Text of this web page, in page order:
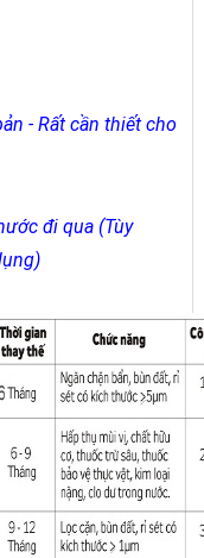
- Rất cần thiết cho
đi qua (Tùy